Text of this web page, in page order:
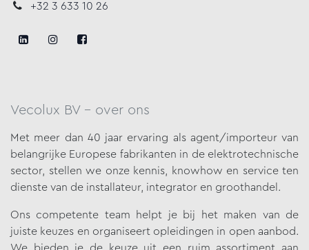
+32 3 633 10 26
Vecolux BV - over ons
Met meer dan 40 jaar ervaring als agent/importeur van
belangrijke Europese fabrikanten in de elektrotechnische
sector, stellen we onzekennis, knowhow en service ten
dienste van de installateur, integrator en groothandel.
Ons competente team helpt je bij het maken van de
juiste keuzes en organiseert opleidingen in open aanbod.